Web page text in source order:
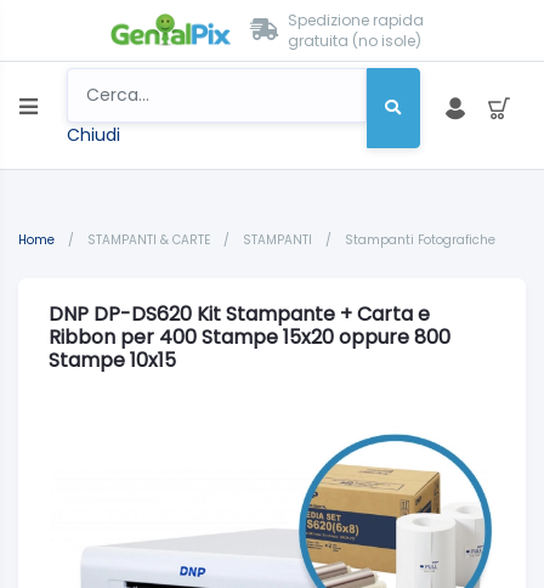
Spedizione rapida
gratuita (no isole)
Chiudi
Home / STAMPANTI & CARTE / STAMPANTI / Stampanti Fotografiche
DNP DP-DS620 Kit Stampante + Carta e
Ribbon per 400 Stampe 15x20 oppure 800
Stampe 10x15